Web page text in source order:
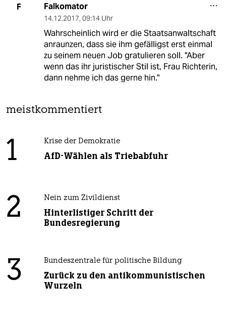
F Falkomator
14.12.2017, 09:14 Uhr
Wahrscheinlich wird er die Staatsanwaltschaft
anraunzen, dass sie ihm gefälligst erst einmal
zu seinem neuen Job gratulieren soll. "Aber
wenn das ihr juristischer Stil ist, Frau Richterin,
dann nehme ich das gerne hin."
meistkommentiert
1 Krise der Demokratie
AfD-Wählen als Triebabfuhr
2 Nein zum Zivildienst
Hinterlistiger Schritt der
Bundesregierung
3 Bundeszentrale für politische Bildung
Zurück zu den antikommunistischen
Wurzeln